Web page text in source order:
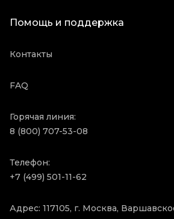
Помощь и поддержка
Контакты
FAQ
Горячая линия:
8 (800) 707-53-08
Телефон:
+7 (499) 501-11-62
Адрес: 117105, г. Москва,